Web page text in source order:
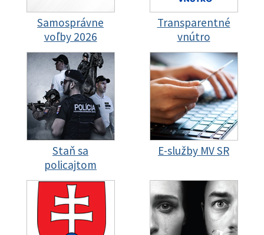
Samosprávne
voľby 2026
Transparentné
vnútro
Staň sa
policajtom
E-služby MV SR